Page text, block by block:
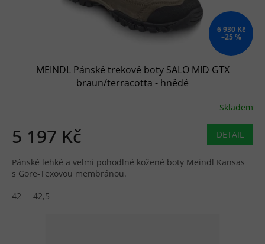
6 930 Kč
–25 %
MEINDL Pánské trekové boty SALO MID GTX
braun/terracotta - hnědé
Skladem
5 197 Kč DETAIL
Pánské lehké a velmi pohodlné kožené boty Meindl Kansas
s Gore-Texovou membránou.
42
42,5